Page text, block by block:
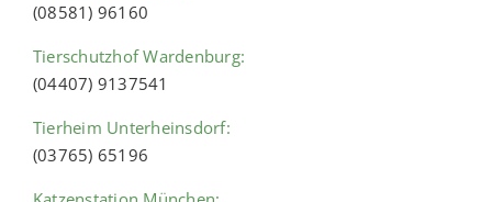
(08581) 96160
Tierschutzhof Wardenburg:
(04407) 9137541
Tierheim Unterheinsdorf:
(03765) 65196